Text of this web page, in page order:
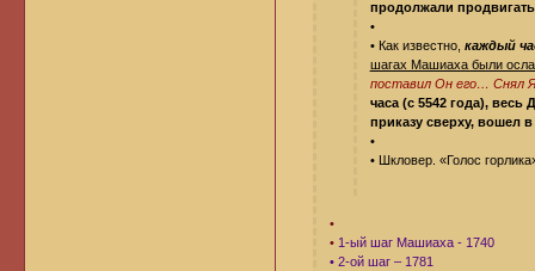
продолжали
•
• Как известно, каждый
шагах Машиаха были
поставил Он его… Снял Я
часа (с 5542 года),
приказу сверху, вошел
•
• Шкловер. «Голос
•
• 1-ый шаг Машиаха - 1740
• 2-ой шаг – 1781